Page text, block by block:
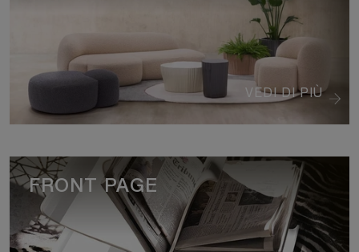
VEDI DI PIÙ
FRONT PAGE